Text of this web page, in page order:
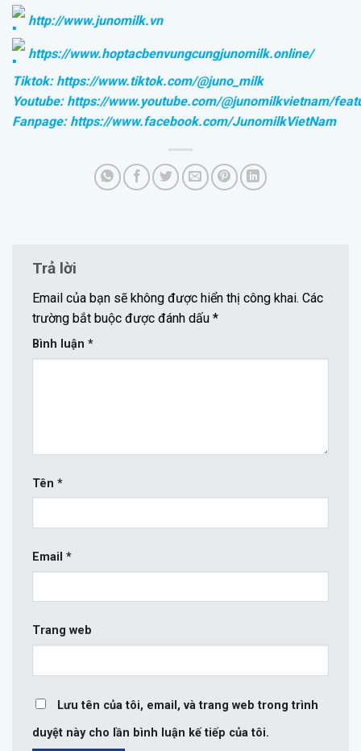
http://www.junomilk.vn
https://www.hoptacbenvungcungjunomilk.online/
Tiktok: https://www.tiktok.com/@juno_milk
Youtube: https://www.youtube.com/@junomilkvietnam/
Fanpage: https://www.facebook.com/JunomilkVietNam
Trả lời
Email của bạn sẽ không được hiển thị công khai. Các
trường bắt buộc được đánh dấu *
Bình luận *
Tên *
Email *
Trang web
Lưu tên của tôi, email, và trang web trong trình
duyệt này cho lần bình luận kế tiếp của tôi.